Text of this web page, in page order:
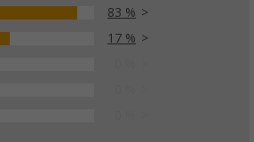
83 %
17 %